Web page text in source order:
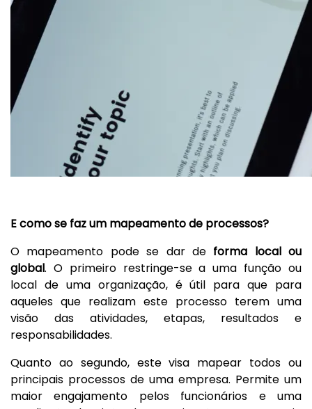
E como se faz um mapeamento de processos?
O mapeamento pode se dar de forma local ou
global. O primeiro restringe-se a uma função ou
local de uma organização, é útil para que para
aqueles que realizam este processo terem uma
visão das atividades, etapas, resultados e
responsabilidades.
Quanto ao segundo, este visa mapear todos ou
principais processos de uma empresa. Permite um
maior engajamento pelos funcionários e uma